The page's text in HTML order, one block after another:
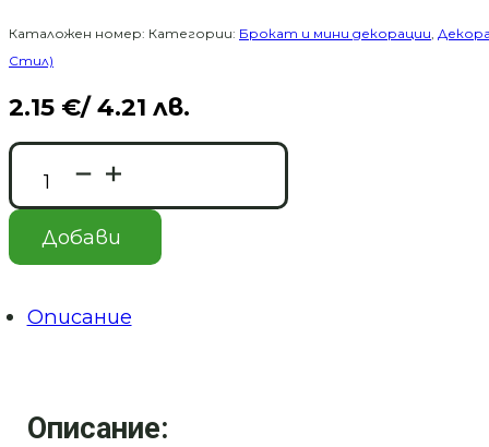
Каталожен номер: Категории: Брокат и мини декорации,
Стил)
2.15 €/ 4.21 лв.
количество
за
Комплект
декоративни
стъклени
фрагменти
6
цвята
Добави
Описание
Описание: